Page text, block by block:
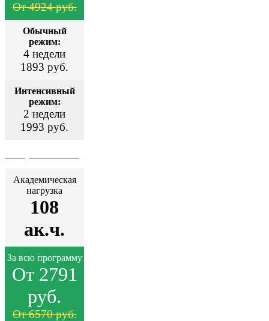
От 4924 руб.
Обычный
режим:
4 недели
1893 руб.
Интенсивный
режим:
2 недели
1993 руб.
Академическая
нагрузка
108
ак.ч.
За всю программу
От 2791
руб.
От 6570 руб.